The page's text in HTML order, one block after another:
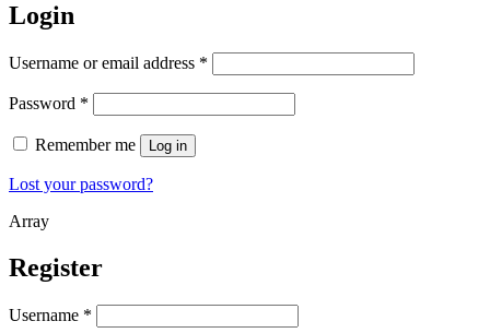
Login
Username or email address *
Password *
Remember me Log in
Lost your password?
Array
Register
Username *